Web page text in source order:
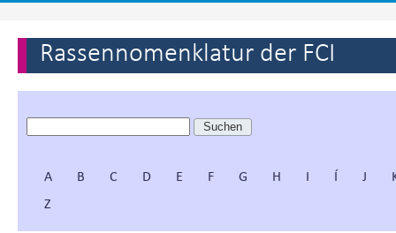
Rassennomenklatur der FCI
A B C D E F G H I Í J
Z